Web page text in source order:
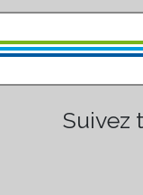
Suivez